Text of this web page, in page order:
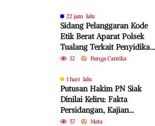
22 jam lalu
Sidang Pelanggaran Kode
Etik Berat Aparat Polsek
Tualang Terkait Penyidikan
Perkara Bayu
12 Bunga Cantika
1 hari lalu
Putusan Hakim PN Siak
Dinilai Keliru: Fakta
Persidangan, Kajian
Akademik, dan SEMA No. 4
57 Mata